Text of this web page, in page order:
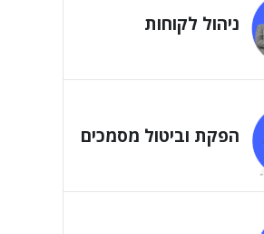
ניהול לקוחות
הפקת וביטול מסמכים